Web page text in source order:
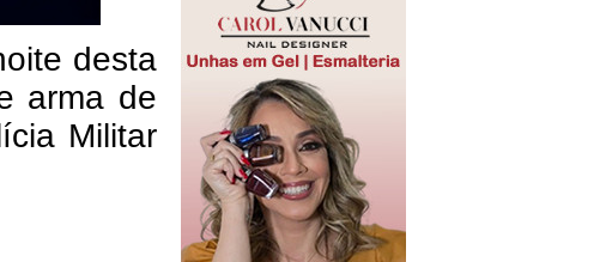
desta
arma de
Militar